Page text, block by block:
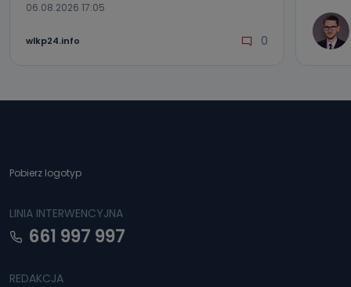
06.08.2026 17:05
wlkp24.info 0
Pobierz logotyp
LINIA INTERWENCYJNA
661 997 997
REDAKCJA